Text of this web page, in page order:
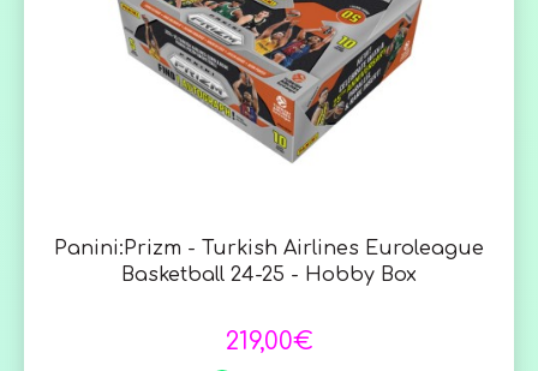
Panini:Prizm - Turkish Airlines Euroleague
Basketball 24-25 - Hobby Box
219,00€